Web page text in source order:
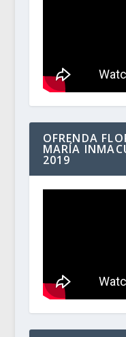
OFRENDA
MARÍA
2019